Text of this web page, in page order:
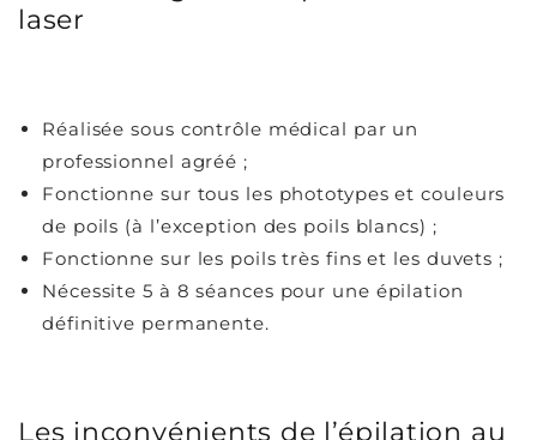
laser
Réalisée sous contrôle médical par un
professionnel agréé ;
Fonctionne sur tous les phototypes et couleurs
de poils (à l’exception des poils blancs) ;
Fonctionne sur les poils très fins et les duvets ;
Nécessite 5 à 8 séances pour une épilation
définitive permanente.
Les inconvénients de l’épilation au